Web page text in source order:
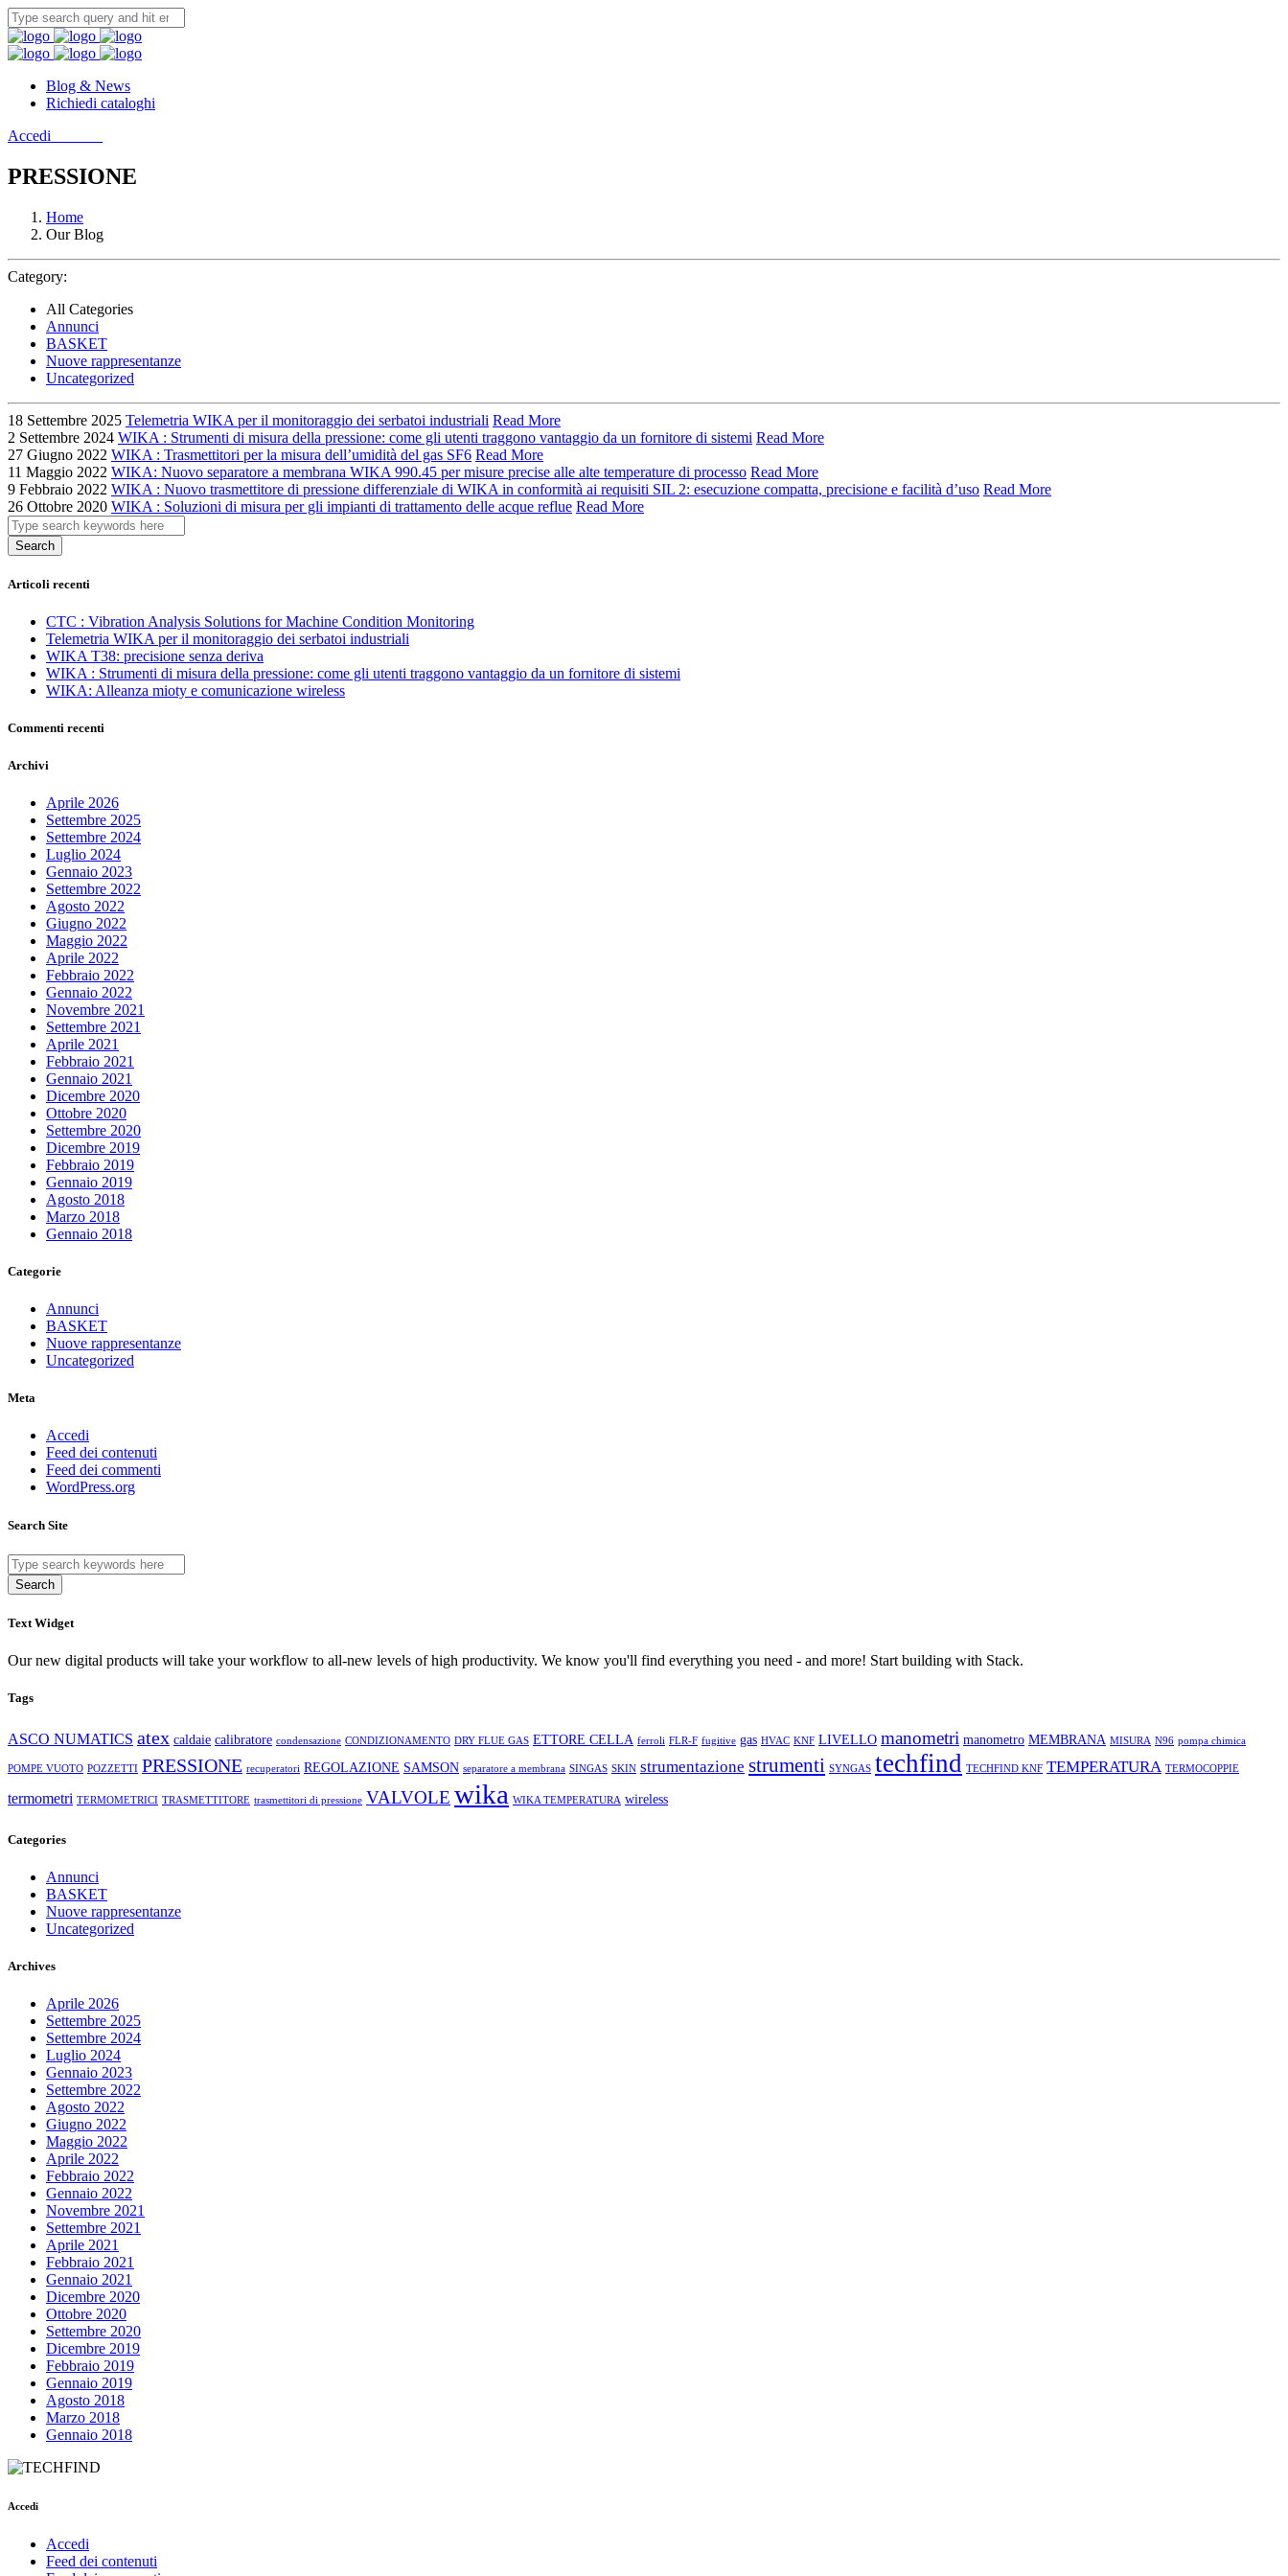
Blog & News
Richiedi cataloghi
Accedi
PRESSIONE
Home
Our Blog
Category:
All Categories
Annunci
BASKET
Nuove rappresentanze
Uncategorized
18 Settembre 2025 Telemetria WIKA per il monitoraggio dei serbatoi industriali Read More
2 Settembre 2024 WIKA : Strumenti di misura della pressione: come gli utenti traggono vantaggio da un fornitore di sistemi Read More
27 Giugno 2022 WIKA : Trasmettitori per la misura dell’umidità del gas SF6 Read More
11 Maggio 2022 WIKA: Nuovo separatore a membrana WIKA 990.45 per misure precise alle alte temperature di processo Read More
9 Febbraio 2022 WIKA : Nuovo trasmettitore di pressione differenziale di WIKA in conformità ai requisiti SIL 2: esecuzione compatta, precisione e facilità d’uso Read More
26 Ottobre 2020 WIKA : Soluzioni di misura per gli impianti di trattamento delle acque reflue Read More
Search
Articoli recenti
CTC : Vibration Analysis Solutions for Machine Condition Monitoring
Telemetria WIKA per il monitoraggio dei serbatoi industriali
WIKA T38: precisione senza deriva
WIKA : Strumenti di misura della pressione: come gli utenti traggono vantaggio da un fornitore di sistemi
WIKA: Alleanza mioty e comunicazione wireless
Commenti recenti
Archivi
Aprile 2026
Settembre 2025
Settembre 2024
Luglio 2024
Gennaio 2023
Settembre 2022
Agosto 2022
Giugno 2022
Maggio 2022
Aprile 2022
Febbraio 2022
Gennaio 2022
Novembre 2021
Settembre 2021
Aprile 2021
Febbraio 2021
Gennaio 2021
Dicembre 2020
Ottobre 2020
Settembre 2020
Dicembre 2019
Febbraio 2019
Gennaio 2019
Agosto 2018
Marzo 2018
Gennaio 2018
Categorie
Annunci
BASKET
Nuove rappresentanze
Uncategorized
Meta
Accedi
Feed dei contenuti
Feed dei commenti
WordPress.org
Search Site
Search
Text Widget
Our new digital products will take your workflow to all-new levels of high productivity. We know you'll find everything you need - and more! Start building with Stack.
Tags
ASCO NUMATICS atex caldaie calibratore condensazione CONDIZIONAMENTO DRY FLUE GAS ETTORE CELLA ferroli FLR-F fugitive gas HVAC KNF LIVELLO manometri manometro MEMBRANA MISURA N96 pompa chimica
POMPE VUOTO POZZETTI PRESSIONE recuperatori REGOLAZIONE SAMSON separatore a membrana SINGAS SKIN strumentazione strumenti SYNGAS techfind TECHFIND KNF TEMPERATURA TERMOCOPPIE
termometri TERMOMETRICI TRASMETTITORE trasmettitori di pressione VALVOLE wika WIKA TEMPERATURA wireless
Categories
Annunci
BASKET
Nuove rappresentanze
Uncategorized
Archives
Aprile 2026
Settembre 2025
Settembre 2024
Luglio 2024
Gennaio 2023
Settembre 2022
Agosto 2022
Giugno 2022
Maggio 2022
Aprile 2022
Febbraio 2022
Gennaio 2022
Novembre 2021
Settembre 2021
Aprile 2021
Febbraio 2021
Gennaio 2021
Dicembre 2020
Ottobre 2020
Settembre 2020
Dicembre 2019
Febbraio 2019
Gennaio 2019
Agosto 2018
Marzo 2018
Gennaio 2018
Accedi
Accedi
Feed dei contenuti